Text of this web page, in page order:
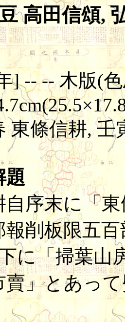
高田信頌,
] -- -- 木版(
東條信耕, 壬
題
自序末に「
報削板限五
に「掃葉山
賣」とあっ